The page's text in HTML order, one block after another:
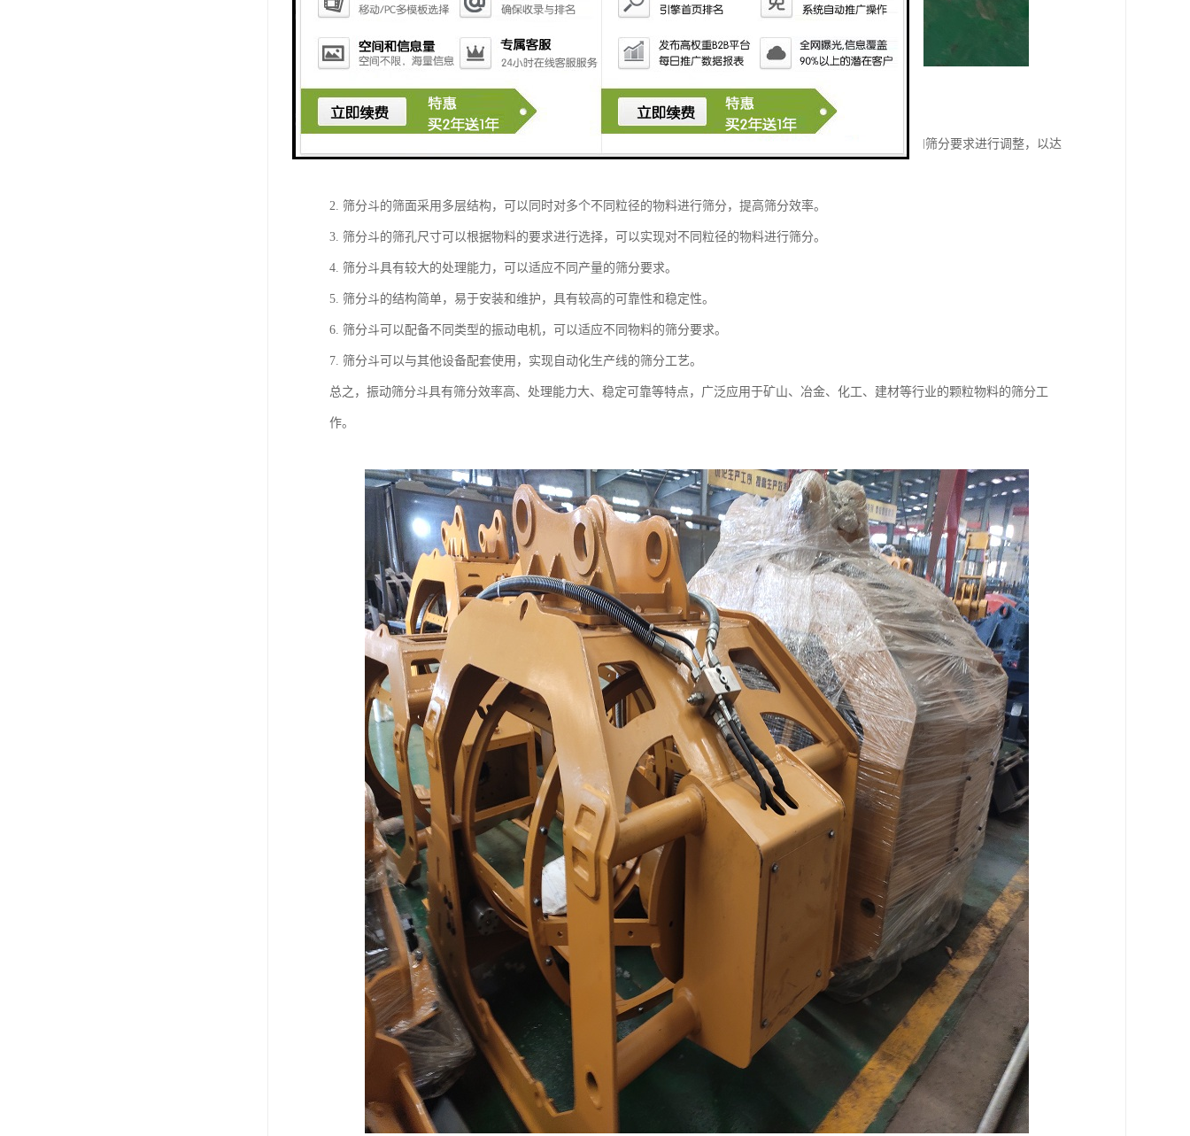
振动筛分斗是一种常用的固体颗粒筛分设备，具有以下特点：
1. 振动筛分斗采用振动力产生机械震动，使物料在筛面上进行筛分。振动力可以调节，可以根据物料的特性和筛分要求进行调整，以达
2. 筛分斗的筛面采用多层结构，可以同时对多个不同粒径的物料进行筛分，提高筛分效率。
3. 筛分斗的筛孔尺寸可以根据物料的要求进行选择，可以实现对不同粒径的物料进行筛分。
4. 筛分斗具有较大的处理能力，可以适应不同产量的筛分要求。
5. 筛分斗的结构简单，易于安装和维护，具有较高的可靠性和稳定性。
6. 筛分斗可以配备不同类型的振动电机，可以适应不同物料的筛分要求。
7. 筛分斗可以与其他设备配套使用，实现自动化生产线的筛分工艺。
总之，振动筛分斗具有筛分效率高、处理能力大、稳定可靠等特点，广泛应用于矿山、冶金、化工、建材等行业的颗粒物料的筛分工
作。